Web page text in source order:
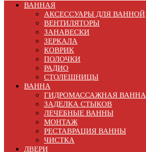
ВАННАЯ
АКСЕССУАРЫ ДЛЯ ВАННОЙ
ВЕНТИЛЯТОРЫ
ЗАНАВЕСКИ
ЗЕРКАЛА
КОВРИК
ПОЛОЧКИ
РАДИО
СТОЛЕШНИЦЫ
ВАННА
ГИДРОМАССАЖНАЯ ВАННА
ЗАДЕЛКА СТЫКОВ
ЛЕЧЕБНЫЕ ВАННЫ
МОНТАЖ
РЕСТАВРАЦИЯ ВАННЫ
ЧИСТКА
ДВЕРИ